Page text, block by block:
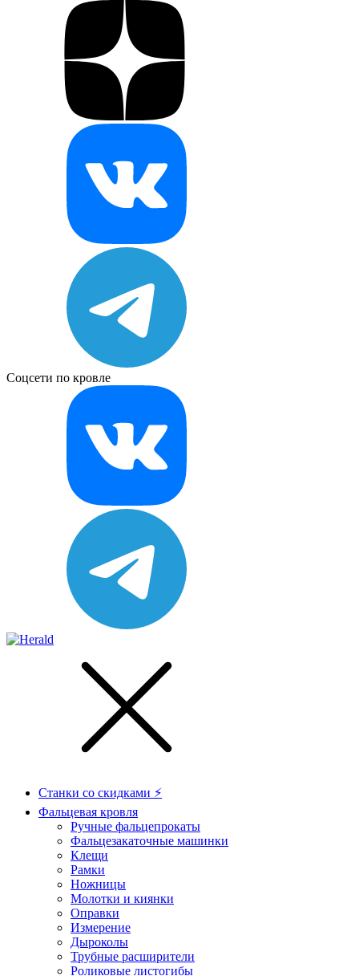
Соцсети по кровле
Станки со скидками ⚡
Фальцевая кровля
Ручные фальцепрокаты
Фальцезакаточные машинки
Клещи
Рамки
Ножницы
Молотки и киянки
Оправки
Измерение
Дыроколы
Трубные расширители
Роликовые листогибы